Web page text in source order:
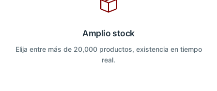
Amplio stock
Elija entre más de 20,000 productos, existencia en tiempo
real.